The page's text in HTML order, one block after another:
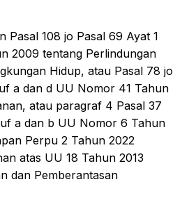
Pasal 108 jo Pasal 69 Ayat 1
2009 tentang Perlindungan
Hidup, atau Pasal 78 jo
a dan d UU Nomor 41 Tahun
atau paragraf 4 Pasal 37
a dan b UU Nomor 6 Tahun
Perpu 2 Tahun 2022
atas UU 18 Tahun 2013
dan Pemberantasan